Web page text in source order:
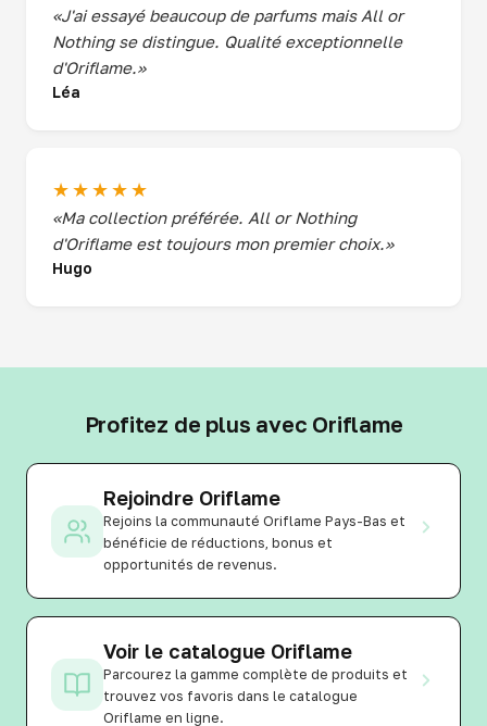
«J'ai essayé beaucoup de parfums mais All or
Nothing se distingue. Qualité exceptionnelle
d'Oriflame.»
Léa
★★★★★
«Ma collection préférée. All or Nothing
d'Oriflame est toujours mon premier choix.»
Hugo
Profitez de plus avec Oriflame
Rejoindre Oriflame
Rejoins la communauté Oriflame Pays-Bas et
bénéficie de réductions, bonus et
opportunités de revenus.
Voir le catalogue Oriflame
Parcourez la gamme complète de produits et
trouvez vos favoris dans le catalogue
Oriflame en ligne.